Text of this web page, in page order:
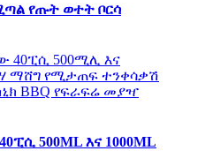
የጡት ወተት ቦርሳ
500ML እና 1000ML